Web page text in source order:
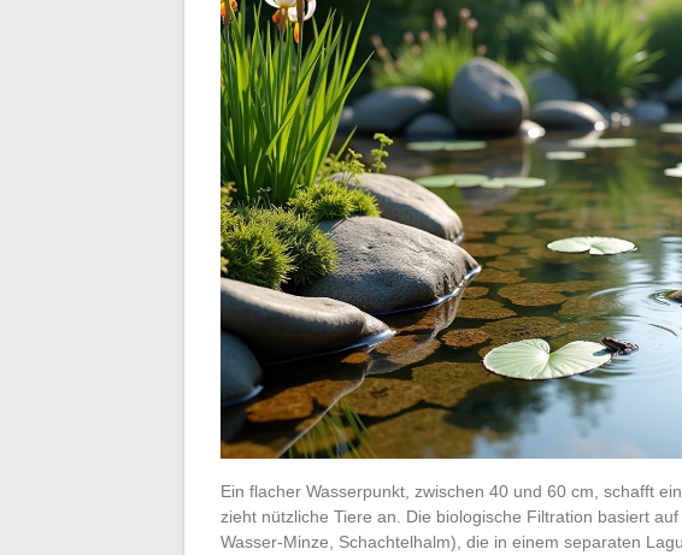
Ein flacher Wasserpunkt, zwischen 40 und 60 cm, schafft
zieht nützliche Tiere an. Die biologische Filtration basiert
Wasser-Minze, Schachtelhalm), die in einem separaten